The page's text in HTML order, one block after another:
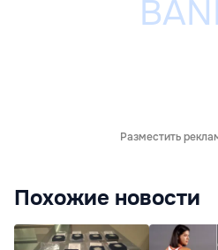
Разместить
Похожие новости